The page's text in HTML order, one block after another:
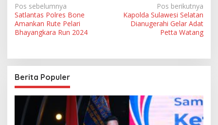
N
a
v
g
a
s
p
Pos sebelumnya
Satlantas Polres Bone
Amankan Rute Pelari
Bhayangkara Run 2024
Pos berikutnya
Kapolda Sulawesi Selatan
Dianugerahi Gelar Adat
Petta Watang
Berita Populer